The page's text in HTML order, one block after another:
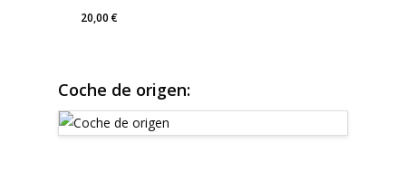
20,00€
Coche de origen: